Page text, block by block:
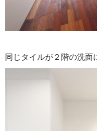
同じタイルが２階の洗面